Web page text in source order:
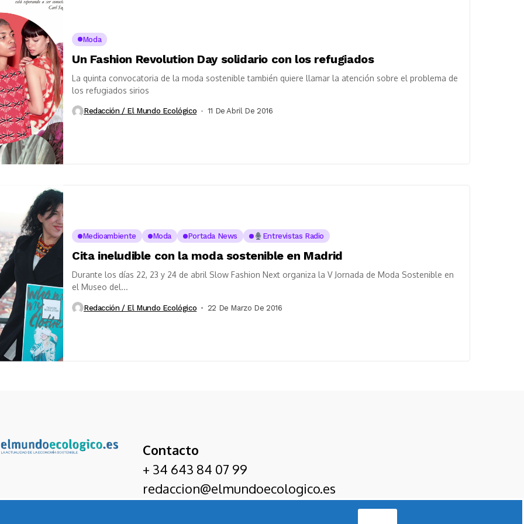
Moda
Un Fashion Revolution Day solidario con los refugiados
La quinta convocatoria de la moda sostenible también quiere llamar la atención sobre el problema de
los refugiados sirios
Redacción / El Mundo Ecológico 11 De Abril De 2016
Medioambiente Moda Portada News Entrevistas Radio
Cita ineludible con la moda sostenible en Madrid
Durante los días 22, 23 y 24 de abril Slow Fashion Next organiza la V Jornada de Moda Sostenible en
el Museo del...
Redacción / El Mundo Ecológico 22 De Marzo De 2016
Contacto
+ 34 643 84 07 99
redaccion@elmundoecologico.es